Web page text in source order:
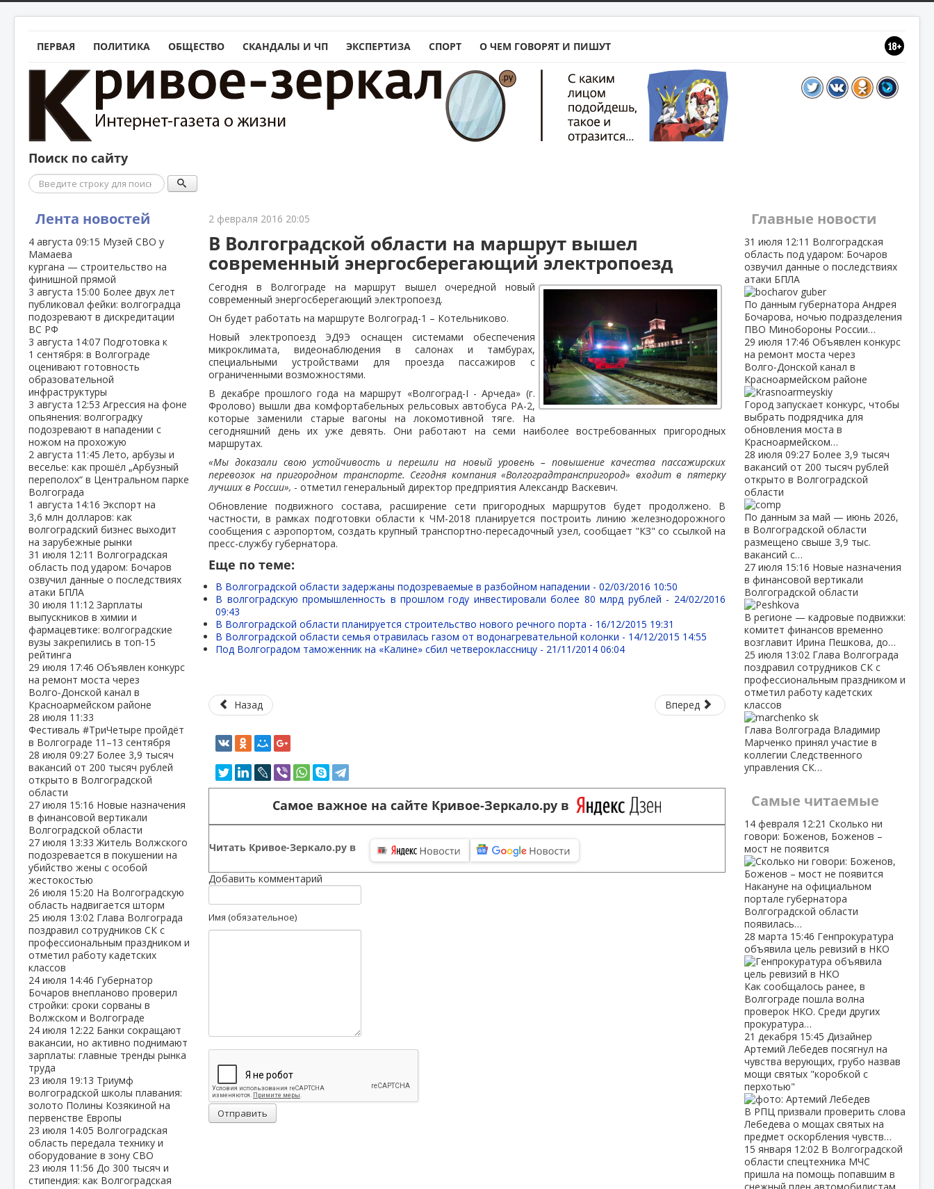
ПЕРВАЯ ПОЛИТИКА ОБЩЕСТВО СКАНДАЛЫ И ЧП ЭКСПЕРТИЗА СПОРТ О ЧЕМ ГОВОРЯТ И ПИШУТ
Поиск по сайту
Поиск
Лента новостей
4 августа 09:15 Музей СВО у
Мамаева
кургана — строительство на
финишной прямой
3 августа 15:00 Более двух лет
публиковал фейки: волгоградца
подозревают в дискредитации
ВС РФ
3 августа 14:07 Подготовка к
1 сентября: в Волгограде
оценивают готовность
образовательной
инфраструктуры
3 августа 12:53 Агрессия на фоне
опьянения: волгоградку
подозревают в нападении с
ножом на прохожую
2 августа 11:45Лето, арбузы и
веселье: как прошёл „Арбузный
переполох“ в Центральном парке
Волгограда
1 августа 14:16 Экспорт на
3,6 млн долларов: как
волгоградский бизнес выходит
на зарубежные рынки
31 июля 12:11 Волгоградская
область под ударом: Бочаров
озвучил данные о последствиях
атаки БПЛА
30 июля 11:12 Зарплаты
выпускников в химии и
фармацевтике: волгоградские
вузы закрепились в топ‑15
рейтинга
29 июля 17:46 Объявлен конкурс
на ремонт моста через
Волго‑Донской канал в
Красноармейском районе
28 июля 11:33
Фестиваль #ТриЧетыре пройдёт
в Волгограде 11–13 сентября
28 июля 09:27 Более 3,9 тысяч
вакансий от 200 тысяч рублей
открыто в Волгоградской
области
27 июля 15:16 Новые назначения
в финансовой вертикали
Волгоградской области
27 июля 13:33Житель Волжского
подозревается в покушении на
убийство жены с особой
жестокостью
26 июля 15:20 На Волгоградскую
область надвигается шторм
25 июля 13:02 Глава Волгограда
поздравил сотрудников СК с
профессиональным праздником и
отметил работу кадетских
классов
24 июля 14:46 Губернатор
Бочаров внепланово проверил
стройки: сроки сорваны в
Волжском и Волгограде
24 июля 12:22 Банки сокращают
вакансии, но активно поднимают
зарплаты: главные тренды рынка
труда
23 июля 19:13 Триумф
волгоградской школы плавания:
золото Полины Козякиной на
первенстве Европы
23 июля 14:05 Волгоградская
область передала технику и
оборудование в зону СВО
23 июля 11:56 До 300 тысяч и
стипендия: как Волгоградская
2 февраля 2016 20:05
В Волгоградской области на маршрут вышел
современный энергосберегающий электропоезд
Сегодня в Волгограде на маршрут вышел очередной новый
современный энергосберегающий электропоезд.
Он будет работать на маршруте Волгоград-1 – Котельниково.
Новый электропоезд ЭД9Э оснащен системами обеспечения
микроклимата, видеонаблюдения в салонах и тамбурах,
специальными устройствами для проезда пассажиров с
ограниченными возможностями.
В декабре прошлого года на маршрут «Волгоград-I - Арчеда» (г.
Фролово) вышли два комфортабельных рельсовых автобуса РА-2,
которые заменили старые вагоны на локомотивной тяге. На
сегодняшний день их уже девять. Они работают на семи наиболее востребованных пригородных
маршрутах.
«Мы доказали свою устойчивость и перешли на новый уровень – повышение качества пассажирских
перевозок на пригородном транспорте. Сегодня компания «Волгоградтранспригород» входит в пятерку
лучших в России», - отметил генеральный директор предприятия Александр Васкевич.
Обновление подвижного состава, расширение сети пригородных маршрутов будет продолжено. В
частности, в рамках подготовки области к ЧМ-2018 планируется построить линию железнодорожного
сообщения с аэропортом, создать крупный транспортно-пересадочный узел, сообщает "КЗ" со ссылкой на
пресс-службу губернатора.
Еще по теме:
В Волгоградской области задержаны подозреваемые в разбойном нападении -02/03/2016 10:50
В волгоградскую промышленность в прошлом году инвестировали более 80 млрд рублей - 24/02/2016
09:43
В Волгоградской области планируется строительство нового речного порта - 16/12/2015 19:31
В Волгоградской области семья отравилась газом от водонагревательной колонки - 14/12/2015 14:55
Под Волгоградом таможенник на «Калине» сбил четвероклассницу - 21/11/2014 06:04
Назад Вперед
Самое важное на сайте Кривое-Зеркало.ру в
Читать Кривое-Зеркало.ру в
Добавить комментарий
Имя (обязательное)
Отправить
Главные новости
31 июля 12:11 Волгоградская
область под ударом: Бочаров
озвучил данные о последствиях
атаки БПЛА
По данным губернатора Андрея
Бочарова, ночью подразделения
ПВО Минобороны России…
29 июля 17:46 Объявлен конкурс
на ремонт моста через
Волго‑Донской канал в
Красноармейском районе
Город запускает конкурс, чтобы
выбрать подрядчика для
обновления моста в
Красноармейском…
28 июля 09:27 Более 3,9 тысяч
вакансий от 200 тысяч рублей
открыто в Волгоградской
области
По данным за май — июнь 2026,
в Волгоградской области
размещено свыше 3,9 тыс.
вакансий с…
27 июля 15:16 Новые назначения
в финансовой вертикали
Волгоградской области
В регионе — кадровые подвижки:
комитет финансов временно
возглавит Ирина Пешкова, до…
25 июля 13:02 Глава Волгограда
поздравил сотрудников СК с
профессиональным праздником и
отметил работу кадетских
классов
Глава Волгограда Владимир
Марченко принял участие в
коллегии Следственного
управления СК…
Самые читаемые
14 февраля 12:21 Сколько ни
говори: Боженов, Боженов –
мост не появится
Накануне на официальном
портале губернатора
Волгоградской области
появилась…
28 марта 15:46 Генпрокуратура
объявила цель ревизий в НКО
Как сообщалось ранее, в
Волгограде пошла волна
проверок НКО. Среди других
прокуратура…
21 декабря 15:45 Дизайнер
Артемий Лебедев посягнул на
чувства верующих, грубо назвав
мощи святых "коробкой с
перхотью"
В РПЦ призвали проверить слова
Лебедева о мощах святых на
предмет оскорбления чувств…
15 января 12:02 В Волгоградской
области спецтехника МЧС
пришла на помощь попавшим в